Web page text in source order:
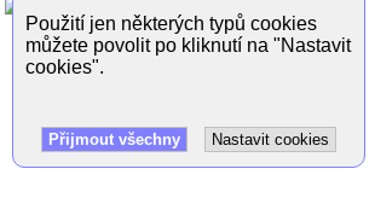
Použití jen některých typů cookies
můžete povolit po kliknutí na "Nastavit
cookies".
Přijmout všechny Nastavit cookies